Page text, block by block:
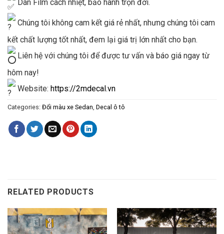
Chúng tôi không cam kết giá rẻ nhất, nhưng chúng tôi cam
kết chất lượng tốt nhất, đem lại giá trị lớn nhất cho bạn.
Liên hệ với chúng tôi để được tư vấn và báo giá ngay từ
hôm nay!
Website: https://2mdecal.vn
Categories: Đổi màu xe Sedan Decal ô tô
RELATED PRODUCTS